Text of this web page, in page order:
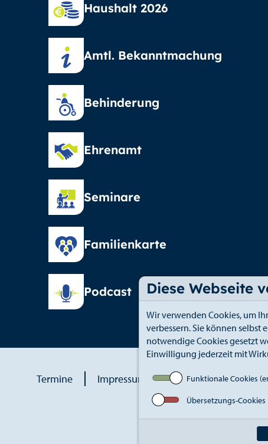
Diese Webseite
Wir verwenden Cookies, um
verbessern. Sie können selbst
notwendige Cookies gesetzt
Einwilligung jederzeit mit
Funktionale Cookies
Übersetzungs-Cookies
Haushalt 2026
Amtl. Bekanntmachung
Behinderung
Ehrenamt
Seminare
Familienkarte
Podcast
Termine Impressum Datenschutz